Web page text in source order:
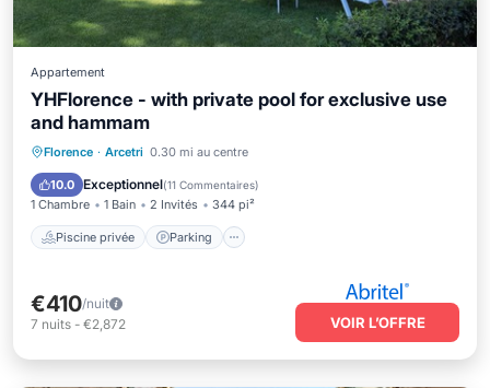
Appartement
YHFlorence - with private pool for exclusive use
and hammam
Florence · Arcetri 0.30 mi au centre
10.0 Exceptionnel(11 Commentaires)
1 Chambre 1 Bain 2 Invités 344 pi²
Piscine privée Parking
Piscine privée Parking
Spa
€410/nuit
7 nuits - €2,872 VOIR L’OFFRE